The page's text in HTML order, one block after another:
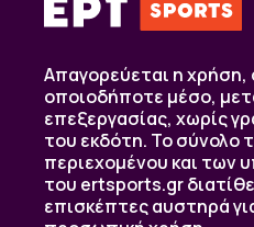
Απαγορεύεται η χρήση,
οποιοδήποτε μέσο,
επεξεργασίας, χωρίς
του εκδότη. Το σύνολο
περιεχομένου και των
του ertsports.gr
επισκέπτες αυστηρά